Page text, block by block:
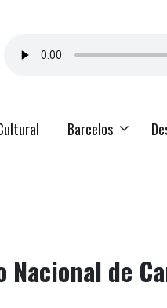
Barcelos
Nacional de